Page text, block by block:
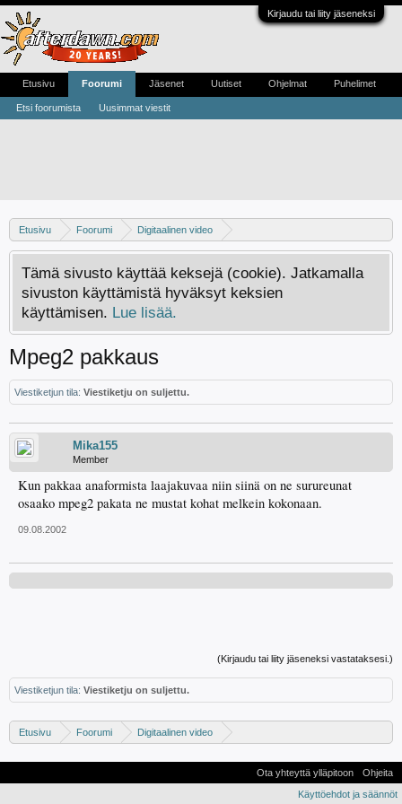
Kirjaudu tai liity jäseneksi
Etusivu Foorumi
Digitaalinen video
Digivideo-ongelmat ja -keskustelu
Tämä sivusto käyttää keksejä (cookie). Jatkamalla
sivuston käyttämistä hyväksyt keksien
käyttämisen. Lue lisää.
Mpeg2 pakkaus
Viestiketjun tila: Viestiketju on suljettu.
Mika155
Member
Kun pakkaa anaformista laajakuvaa niin siinä on ne surureunat
osaako mpeg2 pakata ne mustat kohat melkein kokonaan.
09.08.2002
(Kirjaudu tai liity jäseneksi vastataksesi.)
Viestiketjun tila: Viestiketju on suljettu.
Etusivu Foorumi
Digitaalinen video
Etusivu Foorumi
Etsi foorumista Uusimmat viestit
Jäsenet Uutiset Ohjelmat Puhelimet
Ota yhteyttä ylläpitoon
Ohjeita
Käyttöehdot ja säännöt